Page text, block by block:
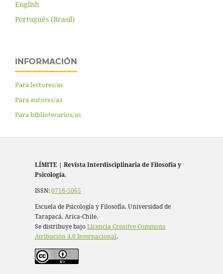
English
Português (Brasil)
INFORMACIÓN
Para lectores/as
Para autores/as
Para bibliotecarios/as
LÍMITE | Revista Interdisciplinaria de Filosofía y
Psicología.
ISSN:0718-5065
Escuela de Psicología y Filosofía, Universidad de
Tarapacá, Arica-Chile.
Se distribuye bajoLicencia Creative Commons
Atribución 4.0 Internacional.